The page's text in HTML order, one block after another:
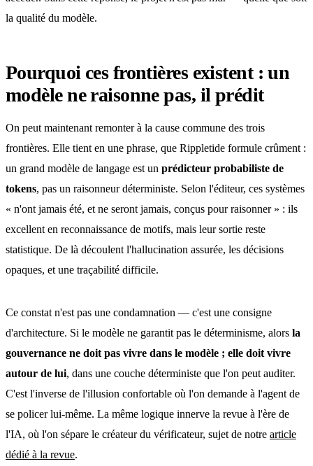
la qualité du modèle.
Pourquoi ces frontières existent : un
modèle ne raisonne pas, il prédit
On peut maintenant remonter à la cause commune des trois
frontières. Elle tient en une phrase, que Rippletide formule crûment :
un grand modèle de langage est un prédicteur probabiliste de
tokens, pas un raisonneur déterministe. Selon l'éditeur, ces systèmes
« n'ont jamais été, et ne seront jamais, conçus pour raisonner » : ils
excellent en reconnaissance de motifs, mais leur sortie reste
statistique. De là découlent l'hallucination assurée, les décisions
opaques, et une traçabilité difficile.
Ce constat n'est pas une condamnation — c'est une consigne
d'architecture. Si le modèle ne garantit pas le déterminisme, alors la
gouvernance ne doit pas vivre dans le modèle ; elle doit vivre
autour de lui, dans une couche déterministe que l'on peut auditer.
C'est l'inverse de l'illusion confortable où l'on demande à l'agent de
se policer lui-même. La même logique innerve la revue à l'ère de
l'IA, où l'on sépare le créateur du vérificateur, sujet de notre article
dédié à la revue.